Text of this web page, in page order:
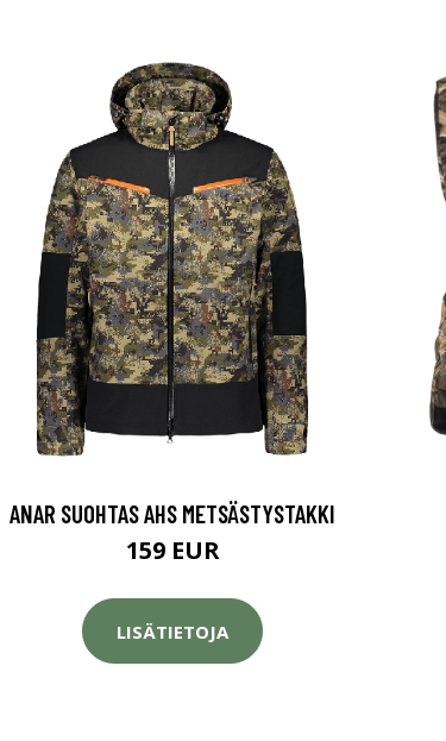
ANAR SUOHTAS AHS METSÄSTYSTAKKI
159 EUR
LISÄTIETOJA